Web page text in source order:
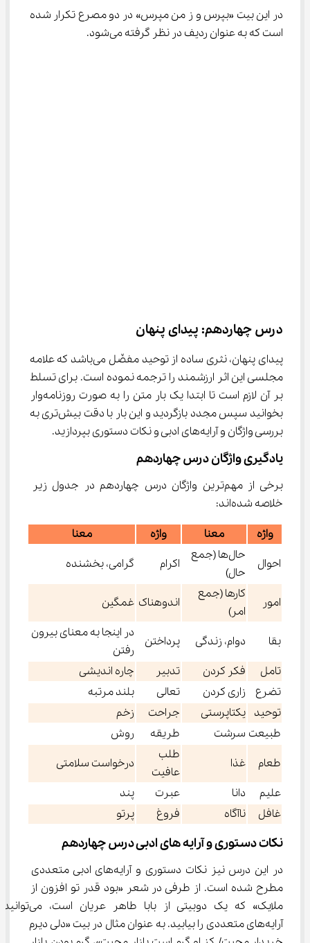
در این بیت «بپرس و ز من مپرس» در دو مصرع تکرار شده
است که به عنوان ردیف در نظر گرفته می‌شود.
درس چهاردهم: پیدای پنهان
پیدای پنهان، نثری ساده از توحید مفضّل می‌باشد که علامه
مجلسی این اثر ارزشمند را ترجمه نموده است. برای تسلط
بر آن لازم است تا ابتدا یک بار متن را به صورت روزنامه‌وار
بخوانید سپس مجدد بازگردید و این بار با دقت بیش‌تری به
بررسی واژگان و آرایه‌های ادبی و نکات دستوری بپردازید.
یادگیری واژگان درس چهاردهم
برخی از مهم‌ترین واژگان درس چهاردهم در جدول زیر
خلاصه شده‌اند:
واژه
معنا واژه
معنا
احوال
حال‌ها (جمع
حال)
اکرام گرامی، بخشنده
امور
کارها (جمع
امر)
اندوهناک غمگین
بقا دوام، زندگی پرداختن
در اینجا به معنای بیرون
رفتن
تامل
فکر کردن تدبیر
چاره اندیشی
تضرع
زاری کردن تعالی
بلند مرتبه
توحید یکتاپرستی جراحت
زخم
طبیعت سرشت طریقه
روش
طعام
غذا
طلب
عافیت
درخواست سلامتی
علیم
دانا عبرت
پند
غافل
ناآگاه فروغ پرتو
نکات دستوری و آرایه های ادبی درس چهاردهم
در این درس نیز نکات دستوری و آرایه‌های ادبی متعددی
مطرح شده است. از طرفی در شعر «بود قدر تو افزون از
ملایک» که یک دوبیتی از بابا طاهر عریان است، می‌توانید
آرایه‌های متعددی را بیابید. به عنوان مثال در بیت «دلی دیرم